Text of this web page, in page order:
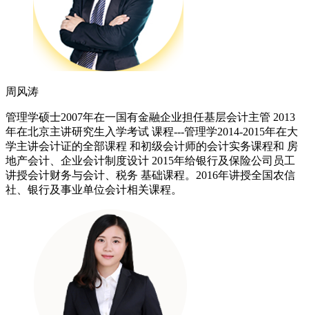
周风涛
管理学硕士2007年在一国有金融企业担任基层会计主管 2013
年在北京主讲研究生入学考试 课程---管理学2014-2015年在大
学主讲会计证的全部课程 和初级会计师的会计实务课程和 房
地产会计、企业会计制度设计 2015年给银行及保险公司员工
讲授会计财务与会计、税务 基础课程。2016年讲授全国农信
社、银行及事业单位会计相关课程。